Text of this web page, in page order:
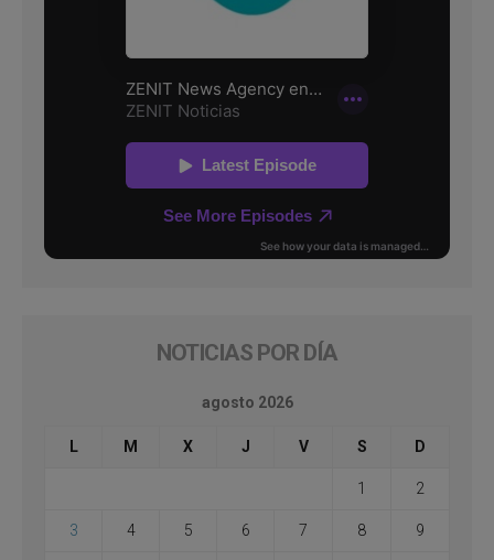
NOTICIAS POR DÍA
agosto 2026
L M X J V S D
1 2
3 4 5 6 7 8 9